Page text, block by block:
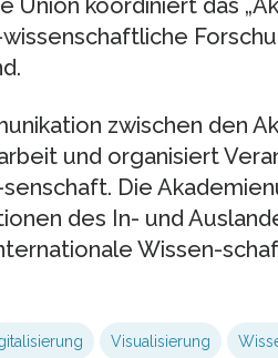
Union koordiniert das
zwischen den
und organisiert
Die
des In- und
Wissen-
Visualisierung